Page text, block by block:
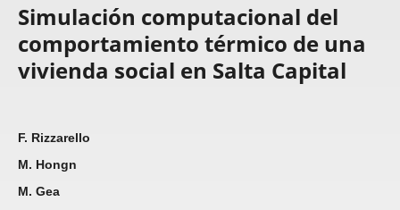
Simulación computacional del
comportamiento térmico de una
vivienda social en Salta Capital
F. Rizzarello
M. Hongn
M. Gea